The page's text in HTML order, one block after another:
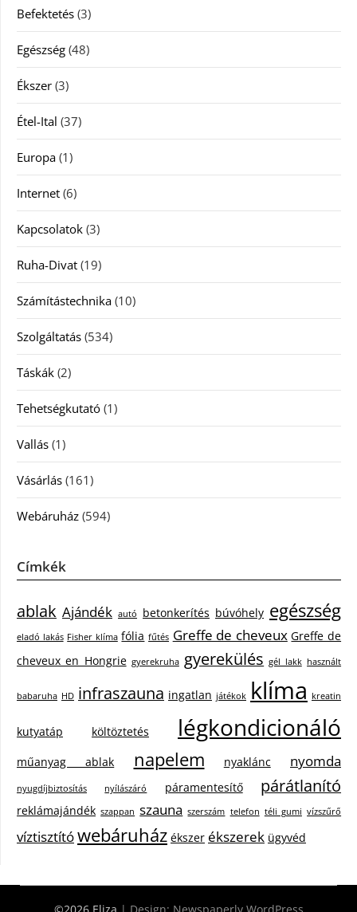
Befektetés (3)
Egészség (48)
Ékszer (3)
Étel-Ital (37)
Europa (1)
Internet (6)
Kapcsolatok (3)
Ruha-Divat (19)
Számítástechnika (10)
Szolgáltatás (534)
Táskák (2)
Tehetségkutató (1)
Vallás (1)
Vásárlás (161)
Webáruház (594)
Címkék
ablak Ajándék autó betonkerítés búvóhely egészség
eladó lakás Fisher klíma fólia fűtés Greffe de cheveux Greffe de
cheveux en Hongrie gyerekruha gyerekülés gél lakk használt
babaruha HD infraszauna ingatlan játékok klíma kreatin
kutyatáp költöztetés légkondicionáló
műanyag ablak napelem nyaklánc nyomda
nyugdíjbiztosítás nyílászáró páramentesítő párátlanító
reklámajándék szappan szauna szerszám telefon téli gumi vízszűrő
víztisztítówebáruház ékszer ékszerek ügyvéd